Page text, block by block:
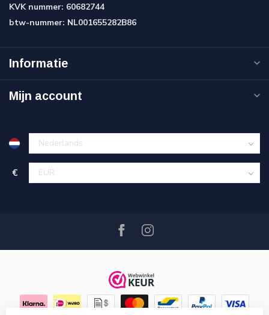
KVK nummer: 60682744
btw-nummer: NL001655282B86
Informatie
Mijn account
€